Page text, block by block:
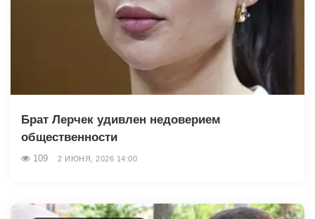
Брат Лерчек удивлен недоверием
общественности
109 2 ИЮНЯ, 2026 14:00